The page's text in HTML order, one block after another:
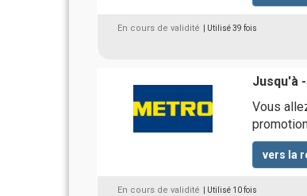
En cours de validité | Utilisé 39 fois
Jusqu'à
Vous
vers la
En cours de validité | Utilisé 10 fois